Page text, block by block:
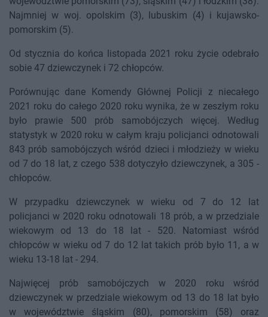
Najmniej w woj. opolskim (3), lubuskim (4) i kujawsko-
pomorskim (5).
Od stycznia do końca listopada 2021 roku życie odebrało
sobie 47 dziewczynek i 72 chłopców.
Porównując dane Komendy Głównej Policji z niecałego
2021 roku do całego 2020 roku wynika, że w zeszłym roku
było prawie 500 prób samobójczych więcej. Według
statystyk w 2020 roku w całym kraju policjanci odnotowali
843 prób samobójczych wśród dzieci i młodzieży w wieku
od 7 do 18 lat, z czego 538 dotyczyło dziewczynek, a 305 -
chłopców.
W przypadku dziewczynek w wieku od 7 do 12 lat
policjanci w 2020 roku odnotowali 18 prób, a w przedziale
wiekowym od 13 do 18 lat - 520. Natomiast wśród
chłopców w wieku od 7 do 12 lat takich prób było 11, a w
wieku 13-18 lat - 294.
Najwięcej prób samobójczych w 2020 roku wśród
dziewczynek w przedziale wiekowym od 13 do 18 lat było
w województwie śląskim (80), pomorskim (58) oraz